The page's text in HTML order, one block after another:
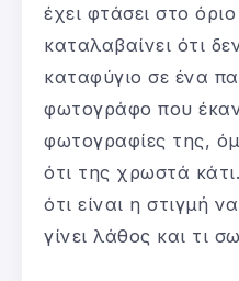
έχει φτάσει στο
καταλαβαίνει ότι
καταφύγιο σε ένα
φωτογράφο που
φωτογραφίες της,
ότι της χρωστά
ότι είναι η στιγμή
γίνει λάθος και τι